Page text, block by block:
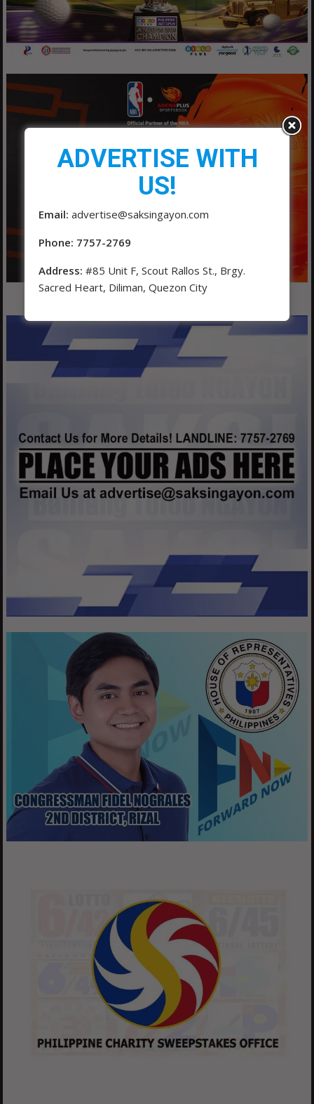
ADVERTISE WITH
US!
Email: advertise@saksingayon.com
Phone: 7757-2769
Address: #85 Unit F, Scout Rallos St., Brgy.
Sacred Heart, Diliman, Quezon City